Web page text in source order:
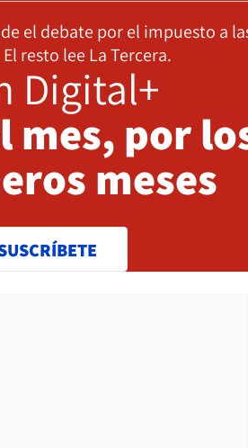
el debate por el impuesto a
resto lee La Tercera.
Digital+
mes, por
meses